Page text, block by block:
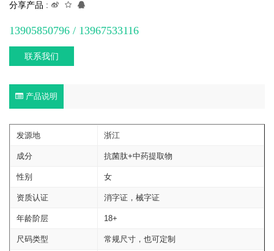
分享产品 :
13905850796 / 13967533116
联系我们
产品说明
发源地 浙江
成分 抗菌肽+中药提取物
性别 女
资质认证 消字证，械字证
年龄阶层 18+
尺码类型 常规尺寸，也可定制